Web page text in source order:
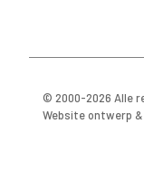
© 2000-2026 Alle
Website ontwerp